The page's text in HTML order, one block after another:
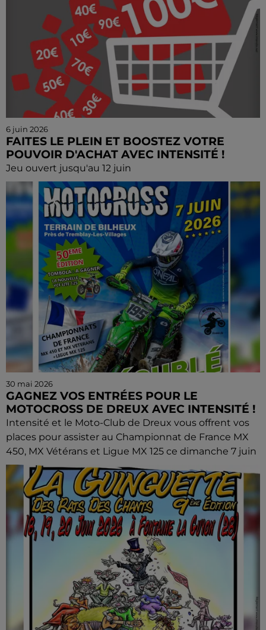
6 juin 2026
FAITES LE PLEIN ET BOOSTEZ VOTRE
POUVOIR D'ACHAT AVEC INTENSITÉ !
Jeu ouvert jusqu'au 12 juin
30 mai 2026
GAGNEZ VOS ENTRÉES POUR LE
MOTOCROSS DE DREUX AVEC INTENSITÉ !
Intensité et le Moto-Club de Dreux vous offrent vos
places pour assister au Championnat de France MX
450, MX Vétérans et Ligue MX 125 ce dimanche 7 juin